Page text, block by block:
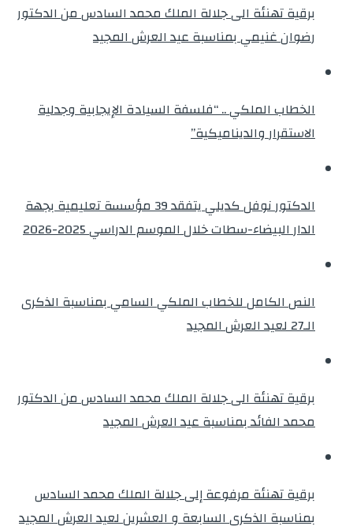
برقية تهنئة الى جلالة الملك محمد السادس من الدكتور
رضوان غنيمي بمناسبة عيد العرش المجيد
الخطاب الملكي .. “فلسفة السيادة الإيجابية وجدلية
الاستقرار والديناميكية”
الدكتور نوفل كديلي يتفقد 39 مؤسسة تعليمية بجهة
الدار البيضاء-سطات خلال الموسم الدراسي 2025-2026
النص الكامل للخطاب الملكي السامي بمناسبة الذكرى
الـ27 لعيد العرش المجيد
برقية تهنئة الى جلالة الملك محمد السادس من الدكتور
محمد الفائد بمناسبة عيد العرش المجيد
برقية تهنئة مرفوعة إلى جلالة الملك محمد السادس
بمناسبة الذكرى السابعة و العشرين لعيد العرش المجيد